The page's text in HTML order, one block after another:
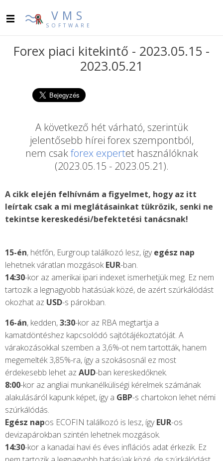
VMS
SOFTWARE
Forex piaci kitekintő - 2023.05.15 -
2023.05.21
A következő hét várható, szerintük
jelentősebb hírei forex szempontból,
nem csakforex expertet használóknak
(2023.05.15 - 2023.05.21).
A cikk elején felhívnám a figyelmet, hogy az itt
leírtak csak a mi meglátásainkat tükrözik, senki ne
tekintse kereskedési/befektetési tanácsnak!
15-én, hétfőn, Eurgroup találkozó lesz, ígyegész nap
lehetnek váratlan mozgásokEUR-ban.
14:30-kor az amerikai ipari indexet ismerhetjük meg. Ez nem
tartozik a legnagyobb hatásúak közé, de azért szúrkálódást
okozhat az USD-s párokban.
16-án, kedden,3:30-kor az RBA megtartja a
kamatdöntéshez kapcsolódó sajtótájékoztatóját. A
várakozásokkal szemben a 3,6%-ot nem tartották, hanem
megemelték 3,85%-ra, így a szokásosnál ez most
érdekesebb lehet az AUD-ban kereskedőknek.
8:00-kor az angliai munkanélküliségi kérelmek számának
alakulásáról kapunk képet, így a GBP-s chartokon lehet némi
szúrkálódás.
Egész napos ECOFIN találkozó is lesz, ígyEUR-os
devizapárokban szintén lehetnek mozgások.
14:30-kor a kanadai havi és éves inflációs adat érkezik. Ez